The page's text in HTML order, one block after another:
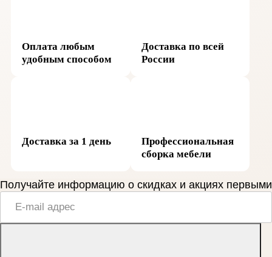
Оплата любым
удобным способом
Доставка по всей
России
Доставка за 1 день
Профессиональная
сборка мебели
Получайте информацию о скидках и акциях первыми